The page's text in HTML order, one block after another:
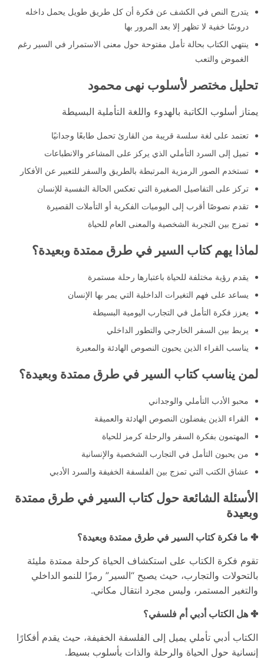
يتدرج النص في الكشف عن فكرة أن كل طريق طويل يحمل داخله
دروسًا خفية لا تظهر إلا بعد المرور بها
ينتهي الكتاب بحالة تأمل مفتوحة حول معنى الاستمرار في السير رغم
الغموض والتعب
تحليل مختصر لأسلوب نهى محمود
يمتاز أسلوب الكاتبة بالهدوء واللغة التأملية البسيطة
تعتمد على لغة سلسة قريبة من القارئ تحمل طابعًا وجدانيًا
تميل إلى السرد التأملي الذي يركز على المشاعر والانطباعات
تستخدم الصور الرمزية المرتبطة بالطريق والسفر للتعبير عن الأفكار
تركز على التفاصيل الصغيرة التي تعكس الحالة النفسية للإنسان
تقدم نصوصًا أقرب إلى اليوميات الفكرية أو التأملات القصيرة
تمزج بين التجربة الشخصية والمعنى العام للحياة
لماذا يهم كتاب السير في طرق ممتدة وبعيدة؟
يقدم رؤية مختلفة للحياة باعتبارها رحلة مستمرة
يساعد على فهم التغيرات الداخلية التي يمر بها الإنسان
يعزز فكرة التأمل في التجارب اليومية البسيطة
يربط بين السفر الخارجي والتطور الداخلي
يناسب القراء الذين يحبون النصوص الهادئة والمعبرة
لمن يناسب كتاب السير في طرق ممتدة وبعيدة؟
محبو الأدب التأملي والوجداني
القراء الذين يفضلون النصوص الهادئة والعميقة
المهتمون بفكرة السفر والرحلة كرمز للحياة
من يحبون التأمل في التجارب الشخصية والإنسانية
عشاق الكتب التي تمزج بين الفلسفة الخفيفة والسرد الأدبي
الأسئلة الشائعة حول كتاب السير في طرق ممتدة
وبعيدة
✤ ما فكرة كتاب السير في طرق ممتدة وبعيدة؟
تقوم فكرة الكتاب على استكشاف الحياة كرحلة ممتدة مليئة
بالتحولات والتجارب، حيث يصبح “السير” رمزًا للنمو الداخلي
والتغير المستمر، وليس مجرد انتقال مكاني.
✤ هل الكتاب أدبي أم فلسفي؟
الكتاب أدبي تأملي يميل إلى الفلسفة الخفيفة، حيث يقدم أفكارًا
إنسانية حول الحياة والرحلة والذات بأسلوب بسيط.